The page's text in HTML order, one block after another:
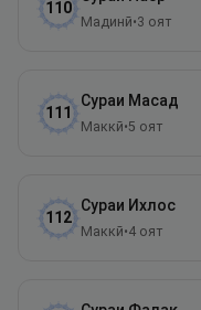
110
Мадинӣ•3 оят
111
Сураи Масад
Маккӣ•5 оят
112
Сураи Ихлос
Маккӣ•4 оят